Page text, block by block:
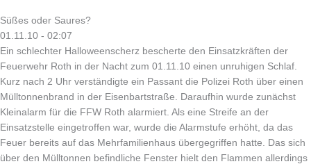
Süßes oder Saures?
01.11.10 - 02:07
Ein schlechter Halloweenscherz bescherte den Einsatzkräften der
Feuerwehr Roth in der Nacht zum 01.11.10 einen unruhigen Schlaf.
Kurz nach 2 Uhr verständigte ein Passant die Polizei Roth über einen
Mülltonnenbrand in der Eisenbartstraße. Daraufhin wurde zunächst
Kleinalarm für die FFW Roth alarmiert. Als eine Streife an der
Einsatzstelle eingetroffen war, wurde die Alarmstufe erhöht, da das
Feuer bereits auf das Mehrfamilienhaus übergegriffen hatte. Das sich
über den Mülltonnen befindliche Fenster hielt den Flammen allerdings